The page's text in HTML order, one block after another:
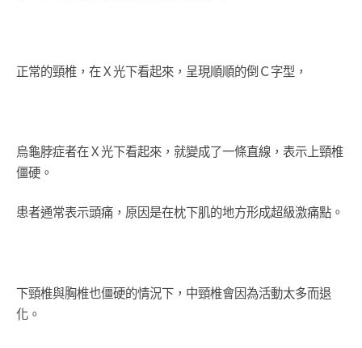
正常的頸椎，在Ｘ光下看起來，呈現順順的倒Ｃ字型，
烏龜脖症者在Ｘ光下看起來，就變成了一條直線，表示上頸椎
僵硬。
患者通常表示頭痛，原因是在枕下肌的地方形成超級激痛點。
下頸椎與胸椎也僵硬的情況下，中頸椎會因為活動太多而退
化。